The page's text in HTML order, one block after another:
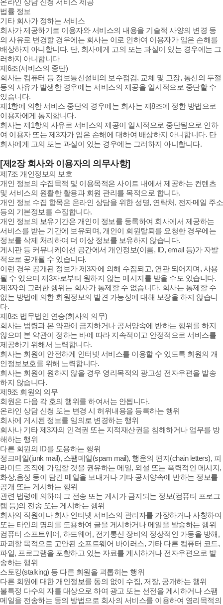
온라인 상담 신청 서비스 제공
법률 정보
기타 회사가 정하는 서비스
회사가 제공하기로 이용자와 서비스의 내용을 기술적 사양의 변경 등
의 사유로 변경할 경우에는 회사는 이로 인하여 이용자가 입은 손해를
배상하지 아니합니다. 단, 회사에게 고의 또는 과실이 있는 경우에는 그
러하지 아니합니다
제6조(서비스의 중단)
회사는 컴퓨터 등 정보통신설비의 보수점검, 교체 및 고장, 통신의 두절
등의 사유가 발생한 경우에는 서비스의 제공을 일시적으로 중단할 수
있습니다.
제1항에 의한 서비스 중단의 경우에는 회사는 제8조에 정한 방법으로
이용자에게 통지합니다.
회사는 제1항의 사유로 서비스의 제공이 일시적으로 중단됨으로 인하
여 이용자 또는 제3자가 입은 손해에 대하여 배상하지 아니합니다. 단
회사에게 고의 또는 과실이 있는 경우에는 그러하지 아니합니다.
[제2장 회사와 이용자의 의무사항]
제7조 개인정보의 보호
개인 정보의 수집목적 및 이용목적은 사이트 내에서 제공하는 컨텐츠
및 서비스의 원활한 활용과 회원 관리를 목적으로 합니다.
개인 정보 수집 항목은 온라인 상담을 위한 성명, 연락처, 전자메일 주소
등의 기본정보를 수집합니다.
개인 정보의 보유기간은 개인이 정보를 등록하여 회사에서 제공하는
서비스를 받는 기간에 보유되며, 개인이 회원탈퇴를 요청한 경우에는
정보를 삭제 처리하여 더 이상 정보를 보유하지 않습니다.
게시판 등 커뮤니케이션 공간에서 개인정보(이름, ID, email 등)가 자발
적으로 공개될 수 있습니다.
이런 경우 공개된 정보가 제3자에 의해 수집되고, 연관 되어지며, 사용
될 수 있으며 제3자로부터 원하지 않는 메시지를 받을 수도 있습니다.
제3자의 그러한 행위는 회사가 통제할 수 없습니다. 회사는 통제할 수
없는 방법에 의한 회원정보의 발견 가능성에 대해 보장을 하지 않습니
다.
제8조 법무법인 연승(회사의 의무)
회사는 법령과 본 약관이 금지하거나 공서양속에 반하는 행위를 하지
않으며 본 약관이 정하는 바에 따라 지속적이고 안정적으로 서비스를
제공하기 위해서 노력합니다.
회사는 회원이 안전하게 인터넷 서비스를 이용할 수 있도록 회원의 개
인정보보호를 위해 노력합니다.
회사는 회원이 원하지 않을 경우 영리목적의 광고성 전자우편을 발송
하지 않습니다.
제9조 회원의 의무
회원은 다음 각 호의 행위를 하여서는 안됩니다.
온라인 상담 신청 또는 변경 시 허위내용을 등록하는 행위
회사에 게시된 정보를 임의로 변경하는 행위
회사나 기타 제3자의 인격권 또는 지적재산권을 침해하거나 업무를 방
해하는 행위
다른 회원의 ID를 도용하는 행위
정크메일(junk mail), 스팸메일(spam mail), 행운의 편지(chain letters), 피
라미드 조직에 가입할 것을 권유하는 메일, 외설 또는 폭력적인 메시지,
화상,음성 등이 담긴 메일을 보내거나 기타 공서양속에 반하는 정보를
공개 또는 게시하는 행위
관련 법령에 의하여 그 전송 또는 게시가 금지되는 정보(컴퓨터 프로그
램 등)의 전송 또는 게시하는 행위
회사의 직원이나 회사 인터넷 서비스의 관리자를 가장하거나 사칭하여
또는 타인의 명의를 도용하여 글을 게시하거나 메일을 발송하는 행위
컴퓨터 소프트웨어, 하드웨어, 전기통신 장비의 정상적인 가동을 방해,
파괴할 목적으로 고안된 소프트웨어 바이러스, 기타 다른 컴퓨터 코드,
파일, 프로그램을 포함하고 있는 자료를 게시하거나 전자우편으로 발
송하는 행위
스토킹(stalking) 등 다른 회원을 괴롭히는 행위
다른 회원에 대한 개인정보를 동의 없이 수집, 저장, 공개하는 행위
불특정 다수의 자를 대상으로 하여 광고 또는 선전을 게시하거나 스팸
메일을 전송하는 등의 방법으로 회사의 서비스를 이용하여 영리목적의